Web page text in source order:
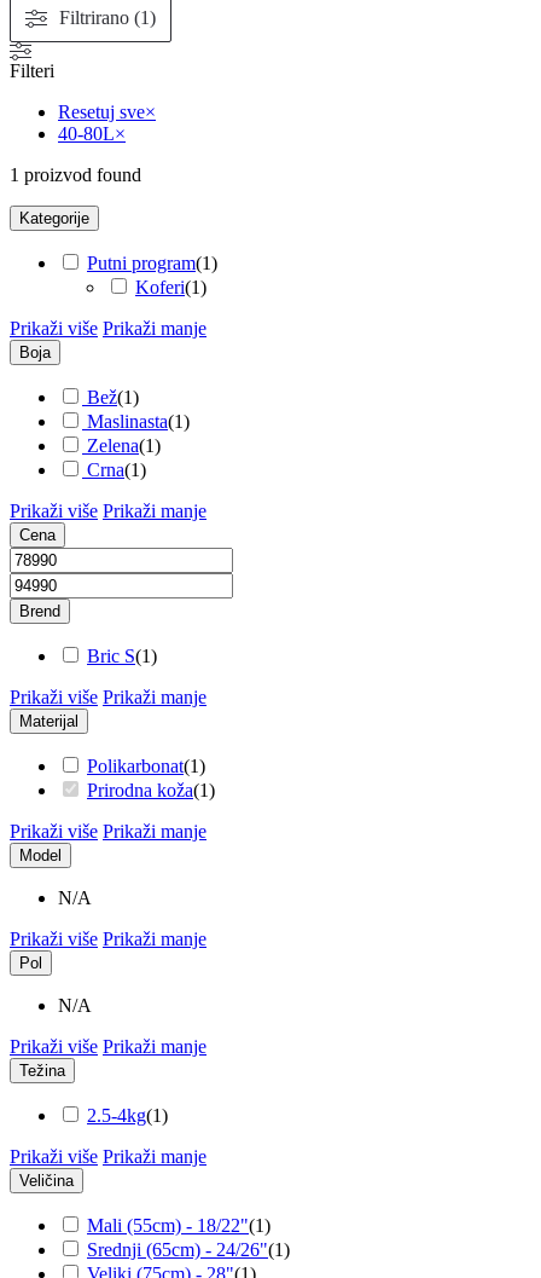
Filtrirano (1)
Filteri
Resetuj sve×
40-80L×
1 proizvod found
Kategorije
Putni program(1)
Koferi(1)
Prikaži više Prikaži manje
Boja
Bež(1)
Maslinasta(1)
Zelena(1)
Crna(1)
Prikaži više Prikaži manje
Cena
Brend
Bric S(1)
Prikaži više Prikaži manje
Materijal
Polikarbonat(1)
Prirodna koža(1)
Prikaži više Prikaži manje
Model
N/A
Prikaži više Prikaži manje
Pol
N/A
Prikaži više Prikaži manje
Težina
2.5-4kg(1)
Prikaži više Prikaži manje
Veličina
Mali (55cm) - 18/22"(1)
Srednji (65cm) - 24/26"(1)